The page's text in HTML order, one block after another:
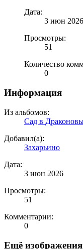
Дата:
3 июн 2026
Просмотры:
51
Количество
0
Информация
Из альбомов:
Сад в
Добавил(а):
Захарьино
Дата:
3 июн 2026
Просмотры:
51
Комментарии:
0
Ещё изображения